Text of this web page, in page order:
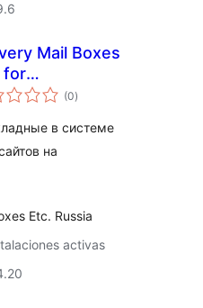
Mail Boxes
for
(0total
de
)
в системе
на
Etc. Russia
activas